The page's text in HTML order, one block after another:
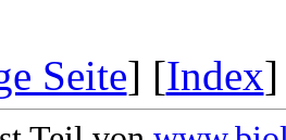
Seite] [Index